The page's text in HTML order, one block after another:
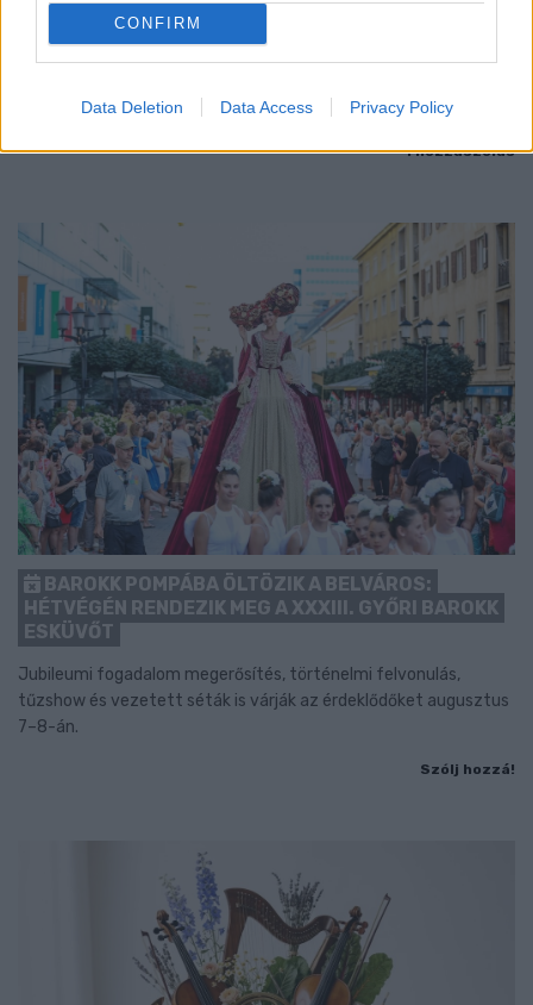
CONFIRM
Data Deletion Data Access Privacy Policy
MÉRKŐZÉSE
kezdését.
1 hozzászólás
BAROKK POMPÁBA ÖLTÖZIK A BELVÁROS:
HÉTVÉGÉN RENDEZIK MEG A XXXIII. GYŐRI BAROKK
ESKÜVŐT
Jubileumi fogadalom megerősítés, történelmi felvonulás,
tűzshow és vezetett séták is várják az érdeklődőket augusztus
7–8-án.
Szólj hozzá!